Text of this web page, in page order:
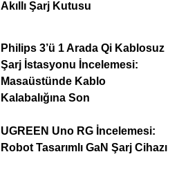
Akıllı Şarj Kutusu
Philips 3’ü 1 Arada Qi Kablosuz
Şarj İstasyonu İncelemesi:
Masaüstünde Kablo
Kalabalığına Son
UGREEN Uno RG İncelemesi:
Robot Tasarımlı GaN Şarj Cihazı